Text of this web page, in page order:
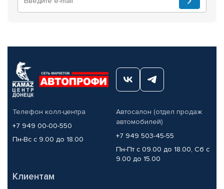
Телефон колл-центра
+7 949 00-00-550
Пн-Вс с 9.00 до 18.00
Автосалон (отдел продаж
автомобилей)
+7 949 503-45-55
Пн-Пт с 09.00 до 18.00, Сб с
9.00 до 15.00
Клиентам